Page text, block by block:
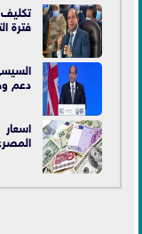
فترة
دعم
اسعار
المصر